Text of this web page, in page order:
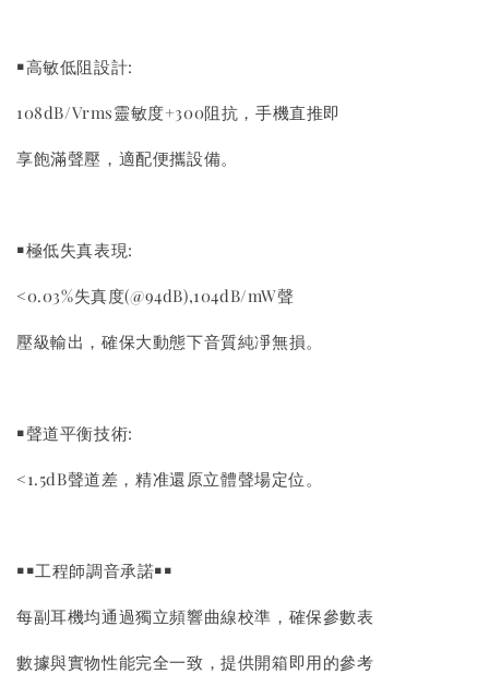
￭高敏低阻設計:
108dB/Vrms靈敏度+300阻抗，手機直推即
享飽滿聲壓，適配便攜設備。
￭極低失真表現:
<0.03%失真度(@94dB),104dB/mW聲
壓級輸出，確保大動態下音質純凈無損。
￭聲道平衡技術:
<1.5dB聲道差，精准還原立體聲場定位。
￭￭工程師調音承諾￭￭
每副耳機均通過獨立頻響曲線校準，確保參數表
數據與實物性能完全一致，提供開箱即用的參考